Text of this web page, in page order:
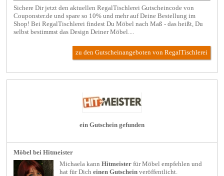
Sichere Dir jetzt den aktuellen RegalTischlerei Gutscheincode von
Couponster.de und spare so 10% und mehr auf Deine Bestellung im
Shop! Bei RegalTischlerei findest Du Möbel nach Maß - das heißt, Du
selbst bestimmst das Design Deiner Möbel....
zu den Gutscheinangeboten von RegalTischlerei
ein Gutschein gefunden
Möbel bei Hitmeister
Michaela kannHitmeister fürMöbel empfehlen und
hat für Dicheinen Gutschein veröffentlicht.